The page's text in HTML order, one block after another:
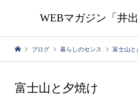
WEBマガジン「井
ブログ 暮らしのセンス 富士山と
富士山と夕焼け